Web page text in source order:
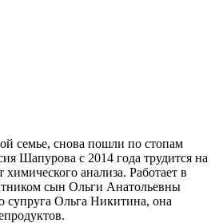
семье, снова пошли по стопам
Шапурова с 2014 года трудится на
анализа. Работает в
сын Ольги Анатольевны
Ольга Никитина, она